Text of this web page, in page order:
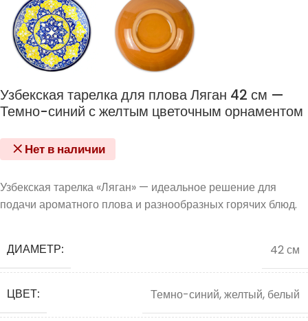
Узбекская тарелка для плова Ляган 42 см —
Темно-синий с желтым цветочным орнаментом
Нет в наличии
Узбекская тарелка «Ляган» — идеальное решение для
подачи ароматного плова и разнообразных горячих блюд.
ДИАМЕТР: 42 см
ЦВЕТ: Темно-синий, желтый, белый